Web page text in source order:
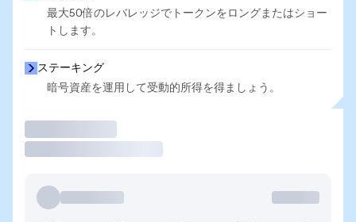
最大50倍のレバレッジでトークンをロングまたはショー
トします。
ステーキング
暗号資産を運用して受動的所得を得ましょう。